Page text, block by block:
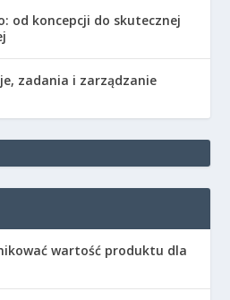
od koncepcji do skutecznej
zadania i zarządzanie
wartość produktu dla